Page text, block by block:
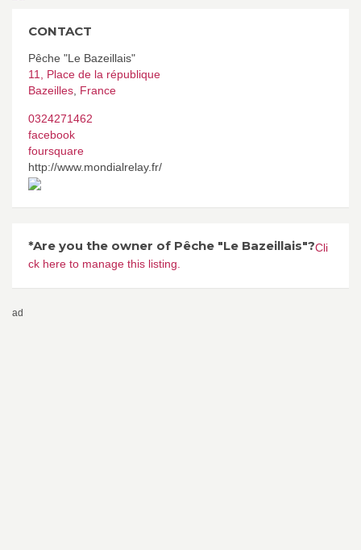
CONTACT
Pêche "Le Bazeillais"
11, Place de la république
Bazeilles France
0324271462
facebook
foursquare
http://www.mondialrelay.fr/
*Are you the owner of Pêche "Le Bazeillais"?Cli
ck here to manage this listing.
ad